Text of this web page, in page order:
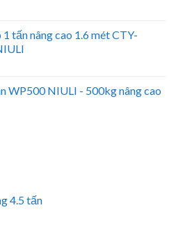
1 tấn nâng cao 1.6 mét CTY-
WP500 NIULI - 500kg nâng cao
4.5 tấn